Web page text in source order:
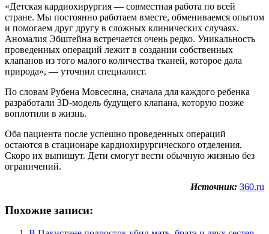
«Детская кардиохирургия — совместная работа по всей
стране. Мы постоянно работаем вместе, обмениваемся опытом
и помогаем друг другу в сложных клинических случаях.
Аномалия Эбштейна встречается очень редко. Уникальность
проведенных операций лежит в создании собственных
клапанов из того малого количества тканей, которое дала
природа», — уточнил специалист.
По словам Рубена Мовсесяна, сначала для каждого ребенка
разработали 3D-модель будущего клапана, которую позже
воплотили в жизнь.
Оба пациента после успешно проведенных операций
остаются в стационаре кардиохирургического отделения.
Скоро их выпишут. Дети смогут вести обычную жизнью без
ограничений.
Источник: 360.ru
Похожие записи: